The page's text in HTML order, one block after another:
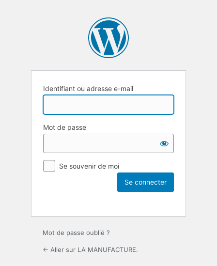
Identifiant ou adresse e-mail
Mot de passe
Se souvenir de moi
Mot de passe oublié ?
← Aller sur LA MANUFACTURE.